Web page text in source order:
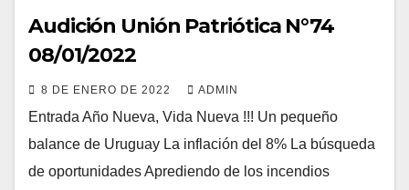
Audición Unión Patriótica N°74
08/01/2022
8 DE ENERO DE 2022 ADMIN
Entrada Año Nueva, Vida Nueva !!! Un pequeño
balance de Uruguay La inflación del 8% La búsqueda
de oportunidades Aprediendo de los incendios